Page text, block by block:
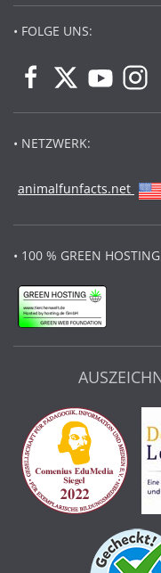
• FOLGE UNS:
• NETZWERK:
animalfunfacts.net
• 100 % GREEN